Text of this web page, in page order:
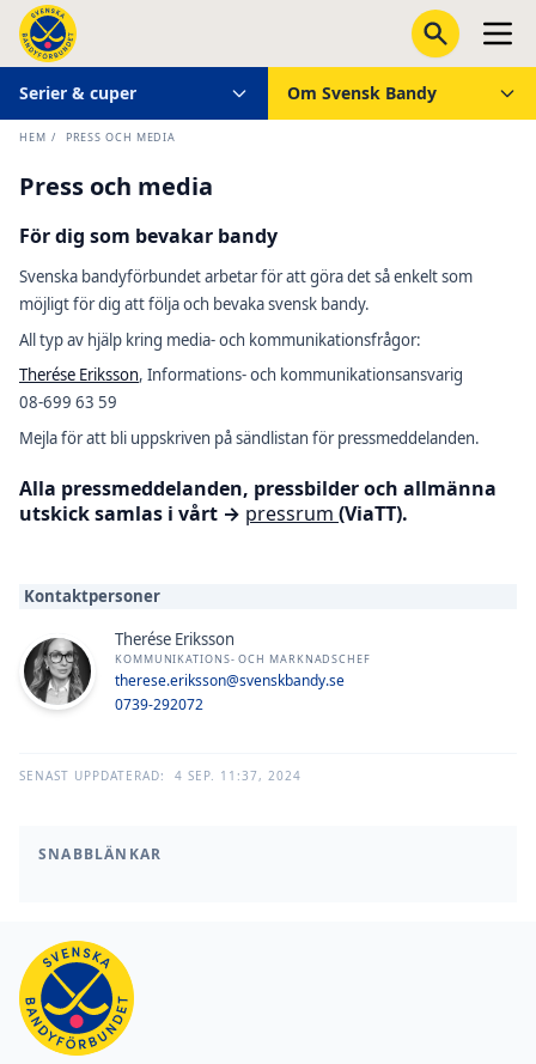
Serier & cuper Om Svensk Bandy
HEM / PRESS OCH MEDIA
SNABBLÄNKAR
Press och media
För dig som bevakar bandy
Svenska bandyförbundet arbetar för att göra det så enkelt som
möjligt för dig att följa och bevaka svensk bandy.
All typ av hjälp kring media- och kommunikationsfrågor:
Therése Eriksson, Informations- och kommunikationsansvarig
08-699 63 59
Mejla för att bli uppskriven på sändlistan för pressmeddelanden.
Alla pressmeddelanden, pressbilder och allmänna
utskick samlas i vårt → pressrum (ViaTT).
Kontaktpersoner
Therése Eriksson
KOMMUNIKATIONS- OCH MARKNADSCHEF
therese.eriksson@svenskbandy.se
0739-292072
SENAST UPPDATERAD: 4 SEP. 11:37, 2024